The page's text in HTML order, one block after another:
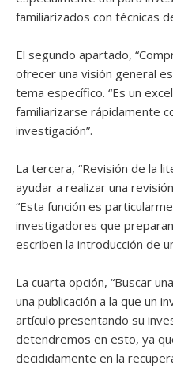
familiarizados con técnicas
El segundo apartado,
ofrecer una visión general
tema específico. “Es un
familiarizarse rápidamente
investigación”.
La tercera, “Revisión de la
ayudar a realizar una
“Esta función es
investigadores que
escriben la introducción de
La cuarta opción, “Buscar
una publicación a la que un
artículo presentando su
detendremos en esto, ya
decididamente en la